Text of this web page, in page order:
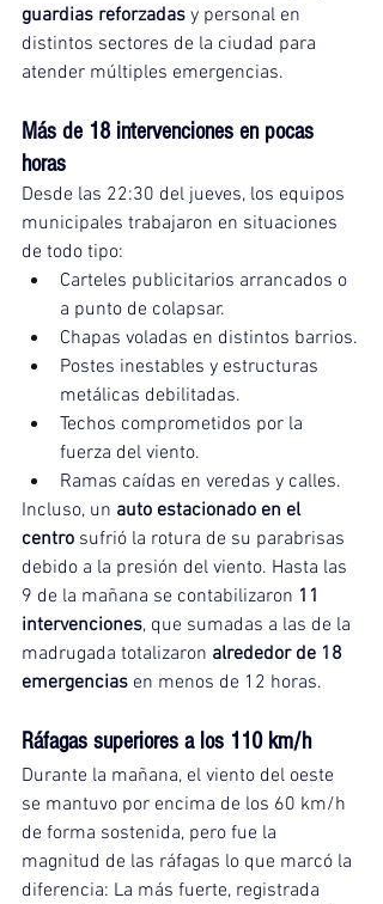
guardias reforzadas y personal en
distintos sectores de la ciudad para
atender múltiples emergencias.
Más de 18 intervenciones en pocas
horas
Desde las 22:30 del jueves, los equipos
municipales trabajaron en situaciones
de todo tipo:
Carteles publicitarios arrancados o
a punto de colapsar.
Chapas voladas en distintos barrios.
Postes inestables y estructuras
metálicas debilitadas.
Techos comprometidos por la
fuerza del viento.
Ramas caídas en veredas y calles.
Incluso, un auto estacionado en el
centro sufrió la rotura de su parabrisas
debido a la presión del viento. Hasta las
9 de la mañana se contabilizaron 11
intervenciones, que sumadas a las de la
madrugada totalizaron alrededor de 18
emergencias en menos de 12 horas.
Ráfagas superiores a los 110 km/h
Durante la mañana, el viento del oeste
se mantuvo por encima de los 60 km/h
de forma sostenida, pero fue la
magnitud de las ráfagas lo que marcó la
diferencia: La más fuerte, registrada